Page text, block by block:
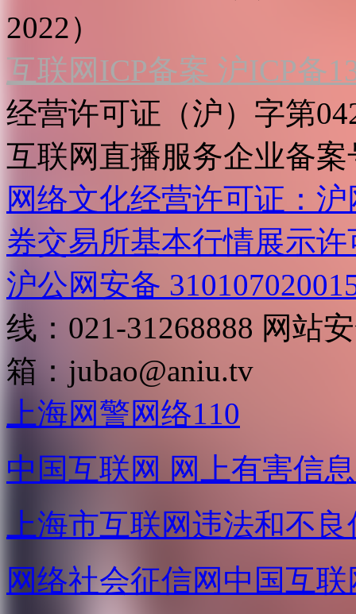
2022）
互联网ICP备案 沪ICP备
经营许可证（沪）字第
互联网直播服务企业备案
网络文化经营许可证：
券交易所基本行情展示许
沪公网安备
线：021-31268888 网站
箱： jubao@aniu.tv
上海网警网络110
中国互联网 网上有害信
上海市互联网违法和不
网络社会征信网 中国互